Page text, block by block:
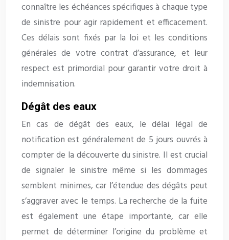
connaître les échéances spécifiques à chaque type
de sinistre pour agir rapidement et efficacement.
Ces délais sont fixés par la loi et les conditions
générales de votre contrat d’assurance, et leur
respect est primordial pour garantir votre droit à
indemnisation.
Dégât des eaux
En cas de dégât des eaux, le délai légal de
notification est généralement de 5 jours ouvrés à
compter de la découverte du sinistre. Il est crucial
de signaler le sinistre même si les dommages
semblent minimes, car l’étendue des dégâts peut
s’aggraver avec le temps. La recherche de la fuite
est également une étape importante, car elle
permet de déterminer l’origine du problème et